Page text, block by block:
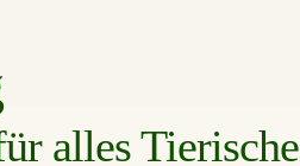
alles Tierische